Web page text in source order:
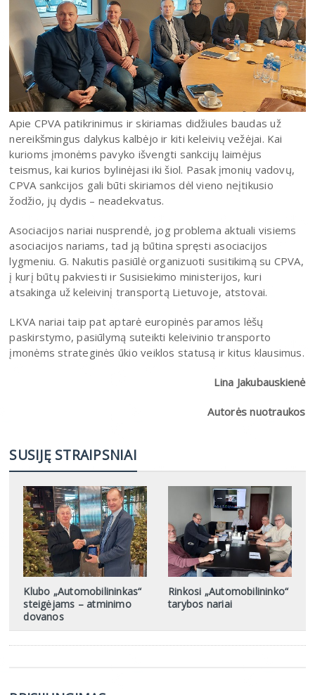
Apie CPVA patikrinimus ir skiriamas didžiules baudas už
nereikšmingus dalykus kalbėjo ir kiti keleivių vežėjai. Kai
kurioms įmonėms pavyko išvengti sankcijų laimėjus
teismus, kai kurios bylinėjasi iki šiol. Pasak įmonių vadovų,
CPVA sankcijos gali būti skiriamos dėl vieno neįtikusio
žodžio, jų dydis – neadekvatus.
Asociacijos nariai nusprendė, jog problema aktuali visiems
asociacijos nariams, tad ją būtina spręsti asociacijos
lygmeniu. G. Nakutis pasiūlė organizuoti susitikimą su CPVA,
į kurį būtų pakviesti ir Susisiekimo ministerijos, kuri
atsakinga už keleivinį transportą Lietuvoje, atstovai.
LKVA nariai taip pat aptarė europinės paramos lėšų
paskirstymo, pasiūlymą suteikti keleivinio transporto
įmonėms strateginės ūkio veiklos statusą ir kitus klausimus.
Lina Jakubauskienė
Autorės nuotraukos
SUSIJĘ STRAIPSNIAI
Klubo „Automobilininkas“
steigėjams – atminimo
dovanos
Rinkosi „Automobilininko“
tarybos nariai